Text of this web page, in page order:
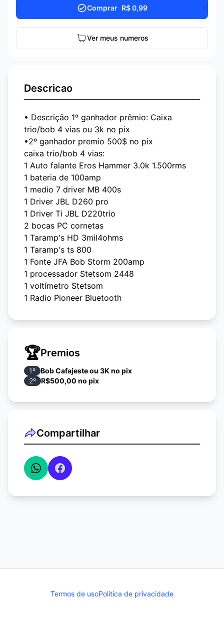
Comprar R$ 0,99
Ver meus numeros
Descricao
• Descrição 1º ganhador prêmio: Caixa
trio/bob 4 vias ou 3k no pix
•2º ganhador premio 500$ no pix
caixa trio/bob 4 vias:
1 Auto falante Eros Hammer 3.0k 1.500rms
1 bateria de 100amp
1 medio 7 driver MB 400s
1 Driver JBL D260 pro
1 Driver Ti JBL D220trio
2 bocas PC cornetas
1 Taramp's HD 3mil4ohms
1 Taramp's ts 800
1 Fonte JFA Bob Storm 200amp
1 processador Stetsom 2448
1 voltímetro Stetsom
1 Radio Pioneer Bluetooth
1Kit strobo ajk RGB 4 faróis
(lateral em vidro temperado)
Cabos RCA Blindados
Conector de solda para bateria auxiliar
🏆Premios
1º Bob Cafajeste ou 3K no pix
2º R$500,00 no pix
Compartilhar
Termos de usoPolitica de privacidade